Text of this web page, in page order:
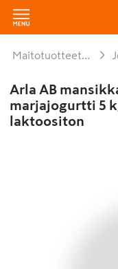
Maitotuotteet ja munat
Arla AB
marjajogurtti 5
laktoositon